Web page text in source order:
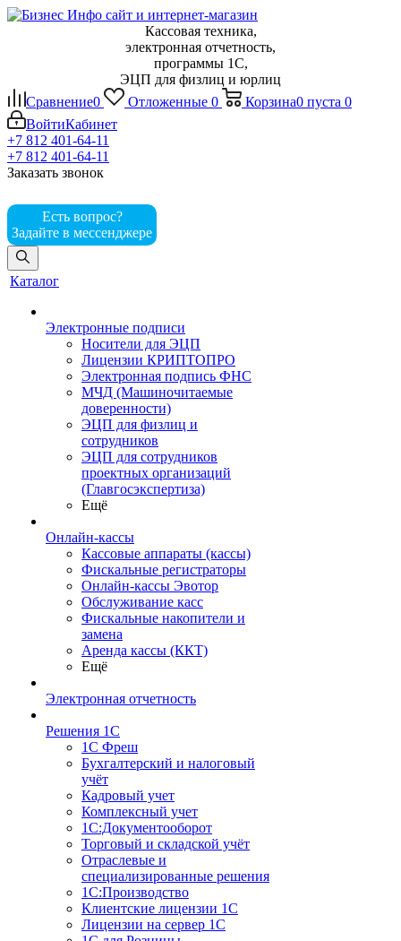
Кассовая техника,
электронная отчетность,
программы 1С,
ЭЦП для физлиц и юрлиц
Сравнение0 Отложенные 0 Корзина0 пуста 0
ВойтиКабинет
+7 812 401-64-11
+7 812 401-64-11
Заказать звонок
Есть вопрос?
Задайте в мессенджере
Каталог
Электронные подписи
Носители для ЭЦП
Лицензии КРИПТОПРО
Электронная подпись ФНС
МЧД (Машиночитаемые
доверенности)
ЭЦП для физлиц и
сотрудников
ЭЦП для сотрудников
проектных организаций
(Главгосэкспертиза)
Ещё
Онлайн-кассы
Кассовые аппараты (кассы)
Фискальные регистраторы
Онлайн-кассы Эвотор
Обслуживание касс
Фискальные накопители и
замена
Аренда кассы (ККТ)
Ещё
Электронная отчетность
Решения 1С
1С Фреш
Бухгалтерский и налоговый
учёт
Кадровый учет
Комплексный учет
1С:Документооборот
Торговый и складской учёт
Отраслевые и
специализированные решения
1С:Производство
Клиентские лицензии 1С
Лицензии на сервер 1С